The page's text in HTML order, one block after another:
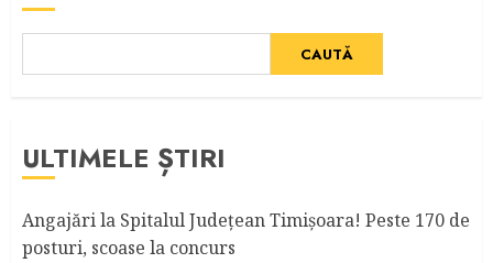
CAUTĂ
ULTIMELE ȘTIRI
Angajări la Spitalul Judeţean Timişoara! Peste 170 de
posturi, scoase la concurs